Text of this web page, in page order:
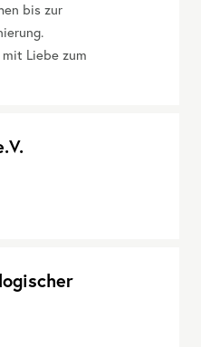
bis zur
Liebe zum